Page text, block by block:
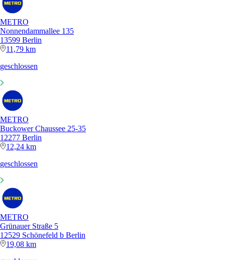
METRO
Nonnendammallee 135
13599 Berlin
11,79 km
geschlossen
METRO
Buckower Chaussee 25-35
12277 Berlin
12,24 km
geschlossen
METRO
Grünauer Straße 5
12529 Schönefeld b Berlin
19,08 km